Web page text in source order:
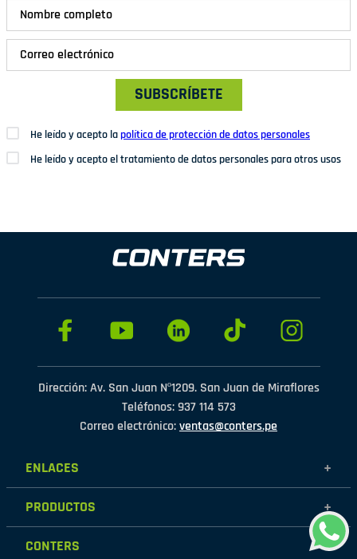
SUBSCRÍBETE
He leído y acepto lapolítica de protección de datos personales
He leído y acepto el tratamiento de datos personales para otros usos
Dirección: Av. San Juan Nº1209. San Juan de Miraflores
Teléfonos: 937 114 573
Correo electrónico:ventas@conters.pe
ENLACES +
Mujer
Hombre
PRODUCTOS +
Calzados
Zapatillas
CONTERS +